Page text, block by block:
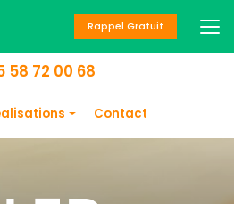
58 72 00 68
Chauffage
Contact
Rappel Gratuit